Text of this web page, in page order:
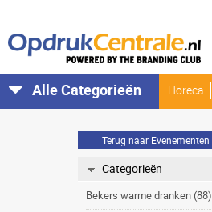
Horeca
Alle Categorieën
Terug naar Evenementen
Categorieën
Bekers warme dranken (88)